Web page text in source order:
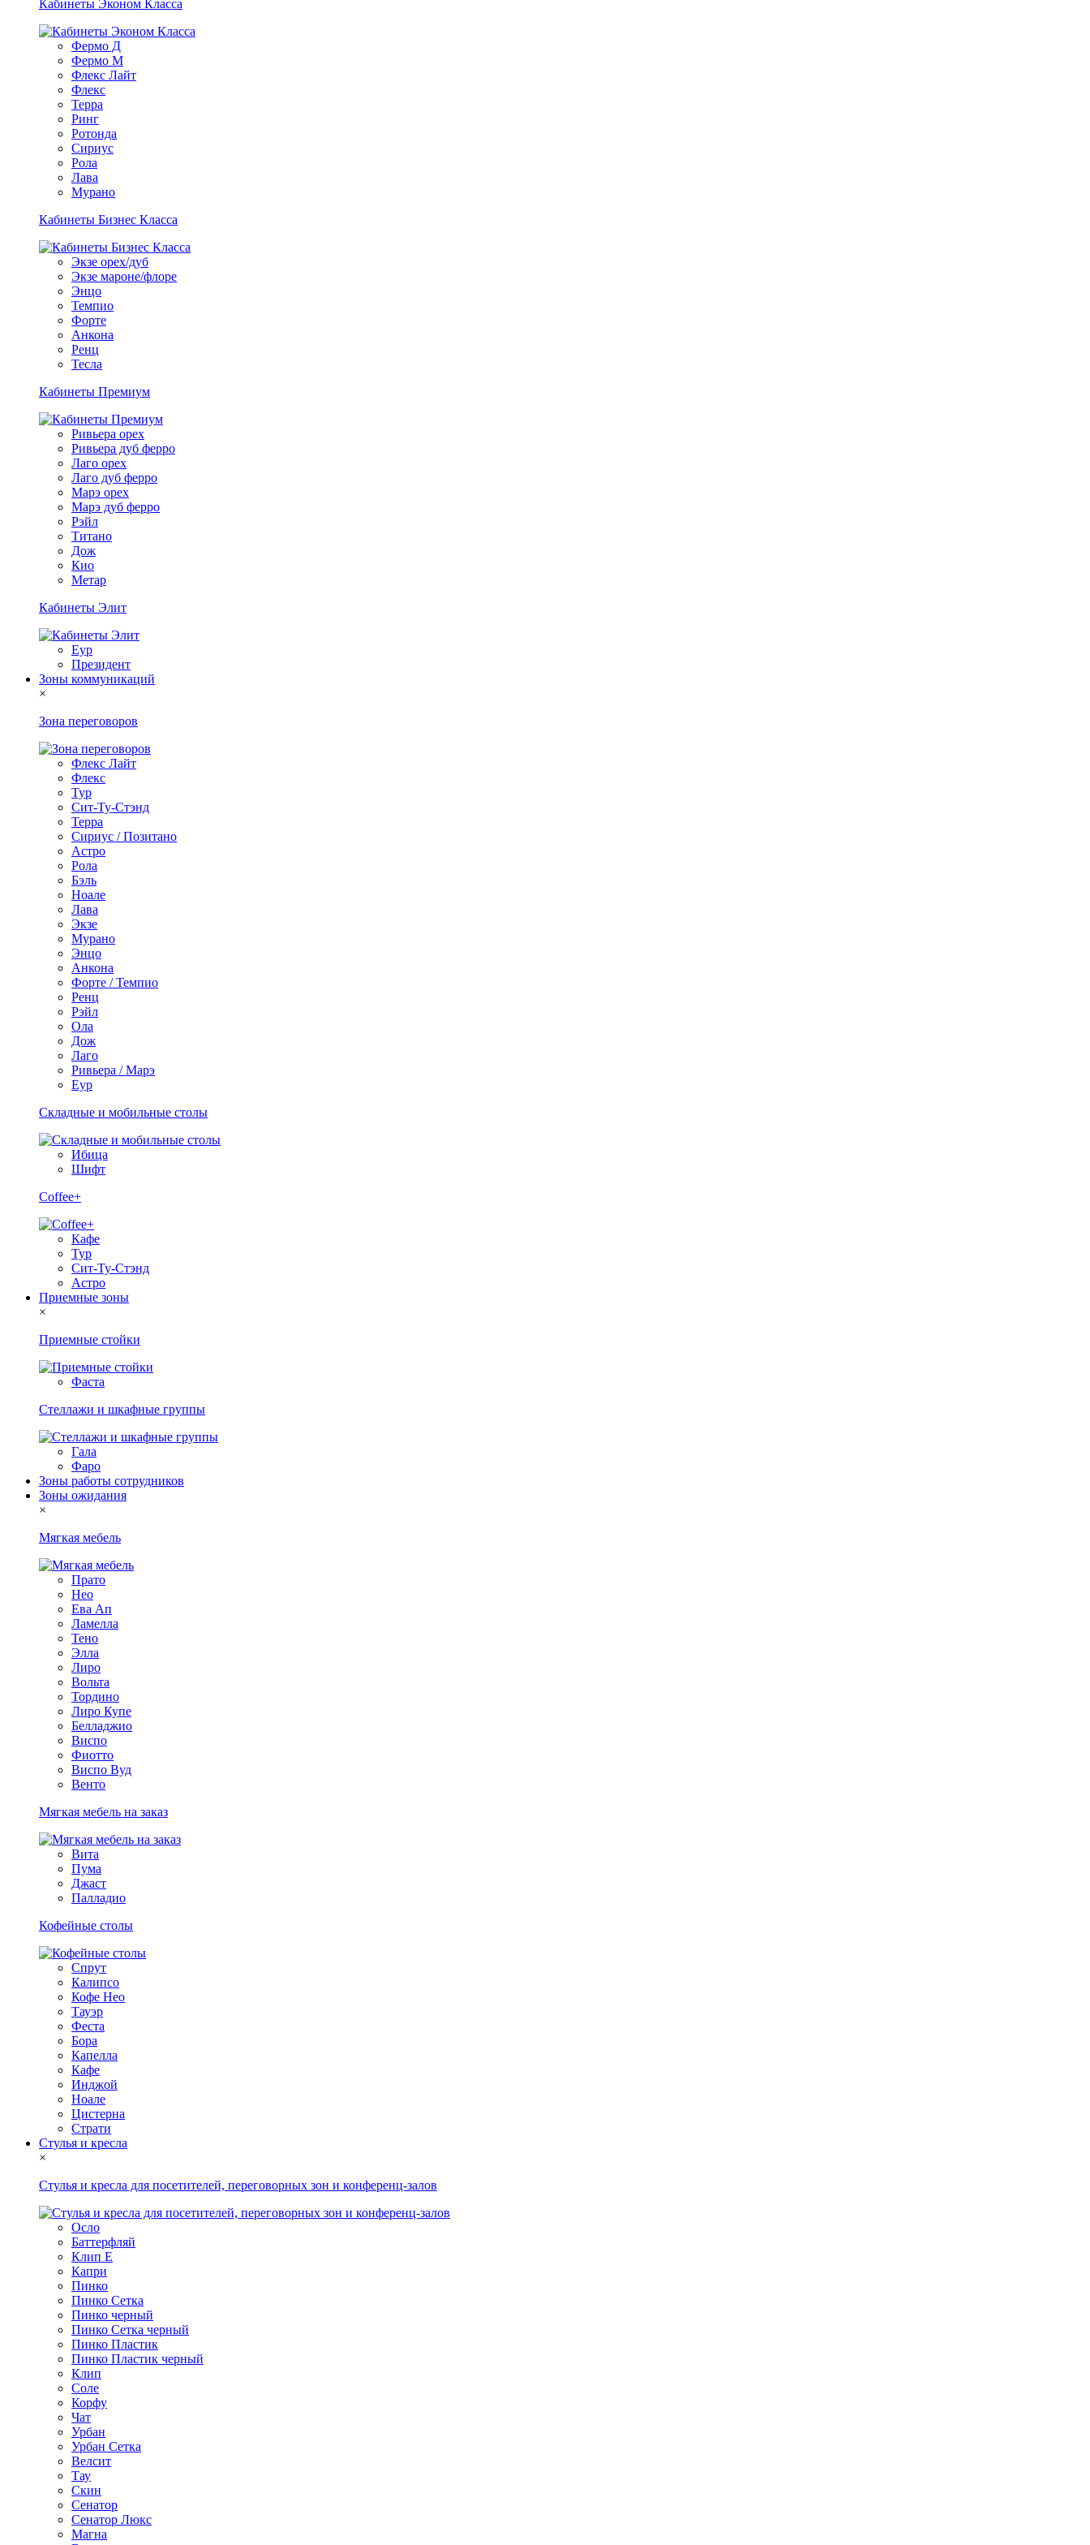
Кабинеты Эконом Класса
Фермо Д
Фермо М
Флекс Лайт
Флекс
Терра
Ринг
Ротонда
Сириус
Рола
Лава
Мурано
Кабинеты Бизнес Класса
Экзе орех/дуб
Экзе мароне/флоре
Энцо
Темпио
Форте
Анкона
Ренц
Тесла
Кабинеты Премиум
Ривьера орех
Ривьера дуб ферро
Лаго орех
Лаго дуб ферро
Марэ орех
Марэ дуб ферро
Рэйл
Титано
Дож
Кио
Метар
Кабинеты Элит
Еур
Президент
Зоны коммуникаций
×
Зона переговоров
Флекс Лайт
Флекс
Тур
Сит-Ту-Стэнд
Терра
Сириус / Позитано
Астро
Рола
Бэль
Ноале
Лава
Экзе
Мурано
Энцо
Анкона
Форте / Темпио
Ренц
Рэйл
Ола
Дож
Лаго
Ривьера / Марэ
Еур
Складные и мобильные столы
Ибица
Шифт
Coffee+
Кафе
Тур
Сит-Ту-Стэнд
Астро
Приемные зоны
×
Приемные стойки
Фаста
Стеллажи и шкафные группы
Гала
Фаро
Зоны работы сотрудников
Зоны ожидания
×
Мягкая мебель
Прато
Нео
Ева Ап
Ламелла
Тено
Элла
Лиро
Вольта
Тордино
Лиро Купе
Белладжио
Виспо
Фиотто
Виспо Вуд
Венто
Мягкая мебель на заказ
Вита
Пума
Джаст
Палладио
Кофейные столы
Спрут
Калипсо
Кофе Нео
Тауэр
Феста
Бора
Капелла
Кафе
Инджой
Ноале
Цистерна
Страти
Стулья и кресла
×
Стулья и кресла для посетителей, переговорных зон и конференц-залов
Осло
Баттерфляй
Клип Е
Капри
Пинко
Пинко Сетка
Пинко черный
Пинко Сетка черный
Пинко Пластик
Пинко Пластик черный
Клип
Соле
Корфу
Чат
Урбан
Урбан Сетка
Велсит
Тау
Скин
Сенатор
Сенатор Люкс
Магна